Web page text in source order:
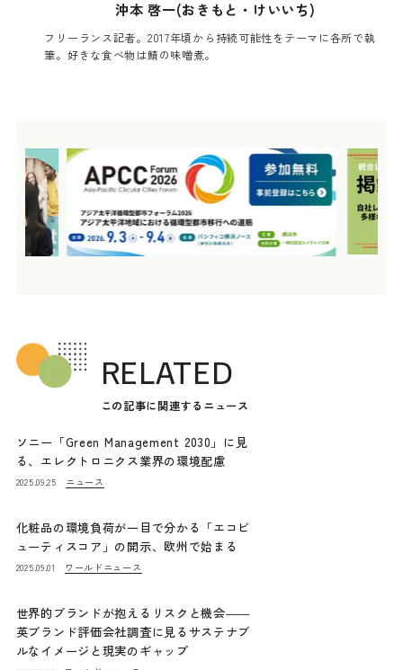
沖本 啓一(おきもと・けいいち)
フリーランス記者。2017年頃から持続可能性をテーマに各所で執
筆。好きな食べ物は鯖の味噌煮。
RELATED
この記事に関連するニュース
ソニー「Green Management 2030」に見
る、エレクトロニクス業界の環境配慮
2025.09.25 ニュース
化粧品の環境負荷が一目で分かる「エコビ
ューティスコア」の開示、欧州で始まる
2025.09.01 ワールドニュース
世界的ブランドが抱えるリスクと機会――
英ブランド評価会社調査に見るサステナブ
ルなイメージと現実のギャップ